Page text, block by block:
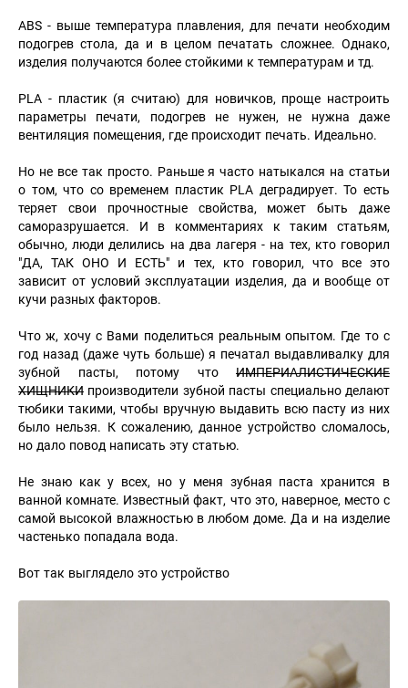
ABS - выше температура плавления, для печати необходим
подогрев стола, да и в целом печатать сложнее. Однако,
изделия получаются более стойкими к температурам и тд.
PLA - пластик (я считаю) для новичков, проще настроить
параметры печати, подогрев не нужен, не нужна даже
вентиляция помещения, где происходит печать. Идеально.
Но не все так просто. Раньше я часто натыкался на статьи
о том, что со временем пластик PLA деградирует. То есть
теряет свои прочностные свойства, может быть даже
саморазрушается. И в комментариях к таким статьям,
обычно, люди делились на два лагеря - на тех, кто говорил
"ДА, ТАК ОНО И ЕСТЬ" и тех, кто говорил, что все это
зависит от условий эксплуатации изделия, да и вообще от
кучи разных факторов.
Что ж, хочу с Вами поделиться реальным опытом. Где то с
год назад (даже чуть больше) я печатал выдавливалку для
зубной пасты, потому что ИМПЕРИАЛИСТИЧЕСКИЕ
ХИЩНИКИ производители зубной пасты специально делают
тюбики такими, чтобы вручную выдавить всю пасту из них
было нельзя. К сожалению, данное устройство сломалось,
но дало повод написать эту статью.
Не знаю как у всех, но у меня зубная паста хранится в
ванной комнате. Известный факт, что это, наверное, место с
самой высокой влажностью в любом доме. Да и на изделие
частенько попадала вода.
Вот так выглядело это устройство